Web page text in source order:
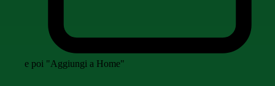
e poi "Aggiungi a Home"